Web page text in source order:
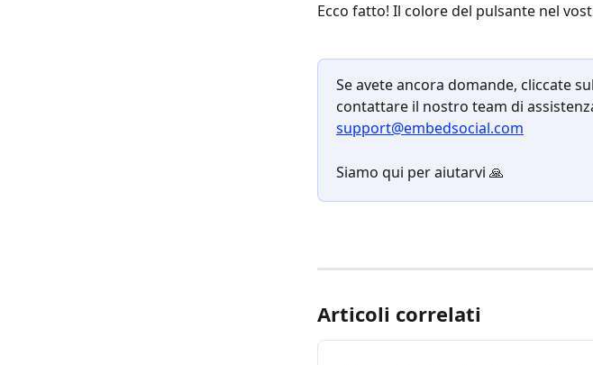
Ecco fatto! Il colore del pulsante nel
Se avete ancora domande, cliccate
contattare il nostro team di
support@embedsocial.com
Siamo qui per aiutarvi 🙏
Articoli correlati